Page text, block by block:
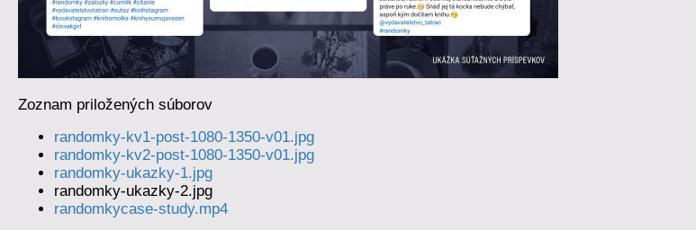
Zoznam priložených súborov
randomky-kv1-post-1080-1350-v01.jpg
randomky-kv2-post-1080-1350-v01.jpg
randomky-ukazky-1.jpg
randomky-ukazky-2.jpg
randomkycase-study.mp4